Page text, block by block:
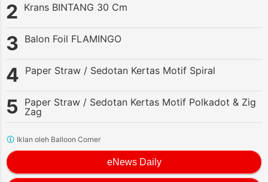
Krans BINTANG 30 Cm
Balon Foil FLAMINGO
Paper Straw / Sedotan Kertas Motif Spiral
Paper Straw / Sedotan Kertas Motif Polkadot & Zig
Zag
eNews Daily
Iklan oleh Balloon Corner